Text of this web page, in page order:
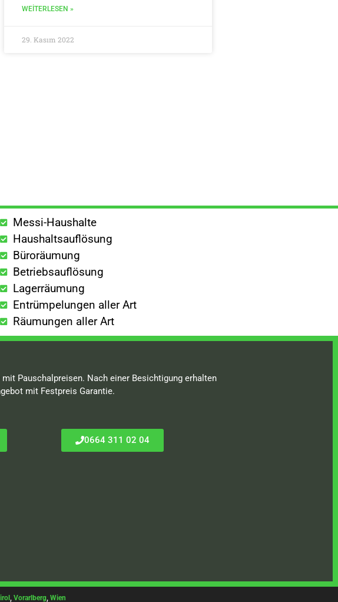
WEITERLESEN »
29. Kasım 2022
Messi-Haushalte
Haushaltsauflösung
Büroräumung
Betriebsauflösung
Lagerräumung
Entrümpelungen aller Art
Räumungen aller Art
Pauschalpreisen. Nach einer Besichtigung erhalten
mit Festpreis Garantie.
0664 311 02 04
, Vorarlberg, Wien